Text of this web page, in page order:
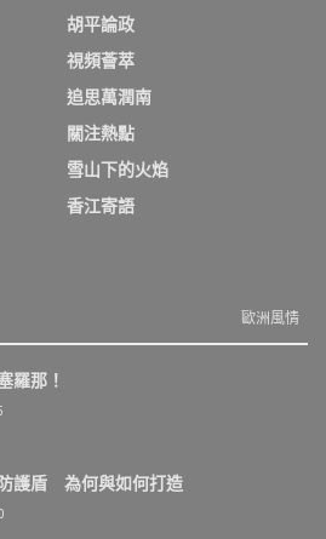
胡平論政
視頻薈萃
追思萬潤南
關注熱點
雪山下的火焰
香江寄語
歐洲風情
羅那！
護盾 為何與如何打造